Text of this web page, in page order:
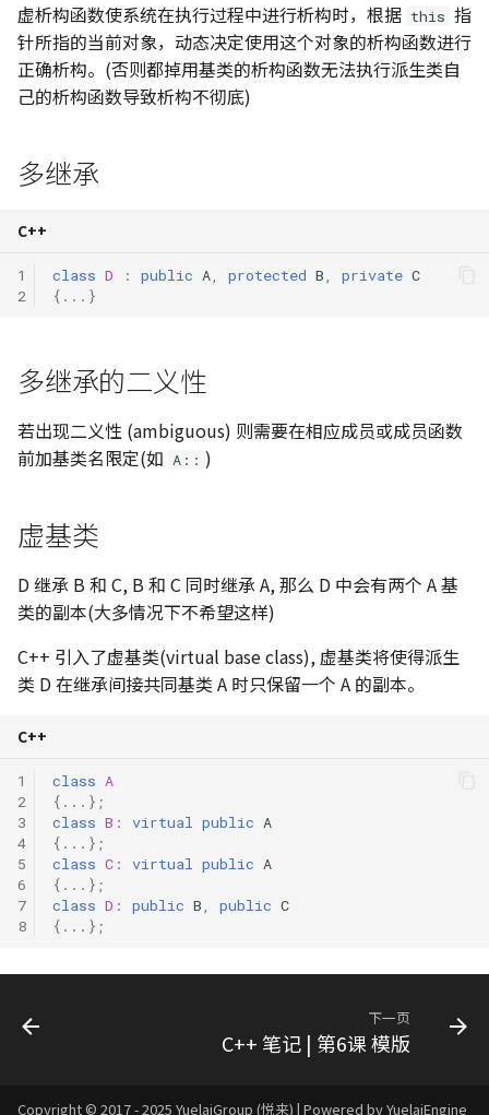
虚析构函数使系统在执行过程中进行析构时，根据 this 指
针所指的当前对象，动态决定使用这个对象的析构函数进行
正确析构。(否则都掉用基类的析构函数无法执行派生类自
己的析构函数导致析构不彻底)
多继承
C++
1
2
class D : public A protected B private C
{...}
多继承的二义性
若出现二义性 (ambiguous) 则需要在相应成员或成员函数
前加基类名限定(如 A:: )
虚基类
D 继承 B 和 C, B 和 C 同时继承 A, 那么 D 中会有两个 A 基
类的副本(大多情况下不希望这样)
C++ 引入了虚基类(virtual base class), 虚基类将使得派生
类 D 在继承间接共同基类 A 时只保留一个 A 的副本。
C++
1
2
3
4
5
6
7
8
class A
{...};
class B : virtual public A
{...};
class C : virtual public A
{...};
class D : public B public C
{...};
下一页
C++ 笔记 | 第6课 模版
Copyright © 2017 - 2025 YuelaiGroup (悦来) | Powered by YuelaiEngine